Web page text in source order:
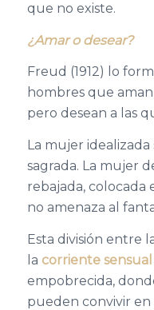
que no existe.
¿Amar o desear?
Freud (1912) lo
hombres que
pero desean a las
La mujer
sagrada. La mujer
rebajada,
no amenaza al
Esta división entre
la corriente sensual
empobrecida,
pueden convivir